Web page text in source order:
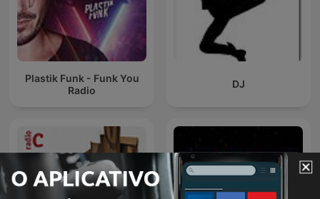
Plastik Funk - Funk You
Radio
DJ